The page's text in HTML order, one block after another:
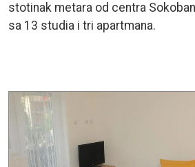
stotinak metara od centra
sa 13 studia i tri apartmana.